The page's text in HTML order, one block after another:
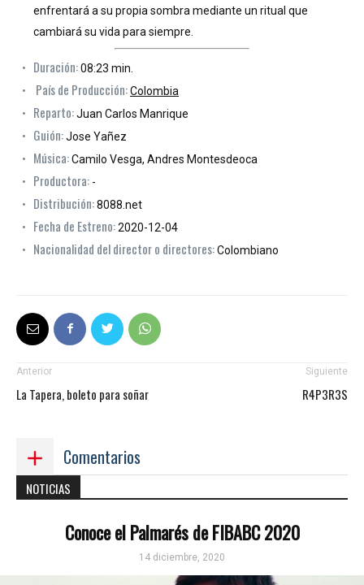
enfrentará a su propia sombra mediante un ritual que
cambiará su vida para siempre.
Duración:08:23 min.
País de Producción:Colombia
Reparto:Juan Carlos Manrique
Guión:Jose Yañez
Música:Camilo Vesga, Andres Montesdeoca
Productora: -
Distribución:8088.net
Fecha de Estreno:2020-12-04
Nacionalidad del director o directores:Colombiano
Anterior
La Tapera, boleto para soñar
Siguiente
R4P3R3S
Comentarios
NOTICIAS
Conoce el Palmarés de FIBABC 2020
14 diciembre, 2020